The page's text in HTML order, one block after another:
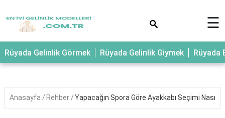
☰
Rüyada Gelinlik Görmek Rüyada Gelinlik Giymek Rüyada
Anasayfa Rehber Yapacağın Spora Göre Ayakkabı Seçimi Nasıl